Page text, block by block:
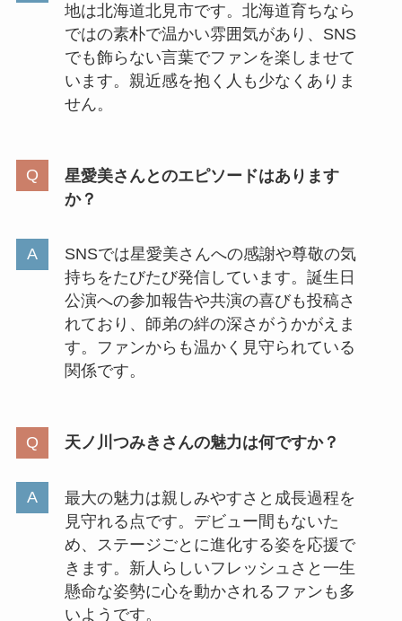
地は北海道北見市です。北海道育ちなら
ではの素朴で温かい雰囲気があり、SNS
でも飾らない言葉でファンを楽しませて
います。親近感を抱く人も少なくありま
せん。
星愛美さんとのエピソードはあります
か？
SNSでは星愛美さんへの感謝や尊敬の気
持ちをたびたび発信しています。誕生日
公演への参加報告や共演の喜びも投稿さ
れており、師弟の絆の深さがうかがえま
す。ファンからも温かく見守られている
関係です。
天ノ川つみきさんの魅力は何ですか？
最大の魅力は親しみやすさと成長過程を
見守れる点です。デビュー間もないた
め、ステージごとに進化する姿を応援で
きます。新人らしいフレッシュさと一生
懸命な姿勢に心を動かされるファンも多
いようです。